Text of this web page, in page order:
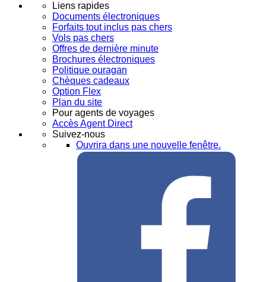
Liens rapides
Documents électroniques
Forfaits tout inclus pas chers
Vols pas chers
Offres de dernière minute
Brochures électroniques
Politique ouragan
Chèques cadeaux
Option Flex
Plan du site
Pour agents de voyages
Accès Agent Direct
Suivez-nous
Ouvrira dans une nouvelle fenêtre.